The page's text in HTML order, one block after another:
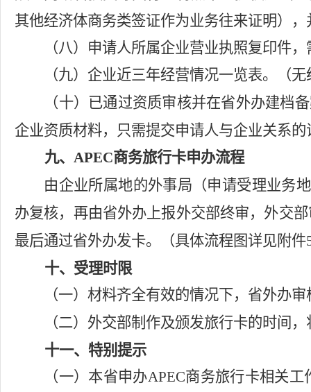
其他经济体商务类签证作为业务往来证明）
（八）申请人所属企业营业执照复印件
（九）企业近三年经营情况一览表。（
（十）已通过资质审核并在省外办建档
企业资质材料，只需提交申请人与企业关系
九、 APEC商务旅行卡申办流程
由企业所属地的外事局（申请受理业务
办复核，再由省外办上报外交部终审，外交
最后通过省外办发卡。（具体流程图详见附件
十、受理时限
（一）材料齐全有效的情况下， 省外办审
（二）外交部制作及颁发旅行卡的时间
十一、特别提示
（一）本省申办APEC商务旅行卡相关工